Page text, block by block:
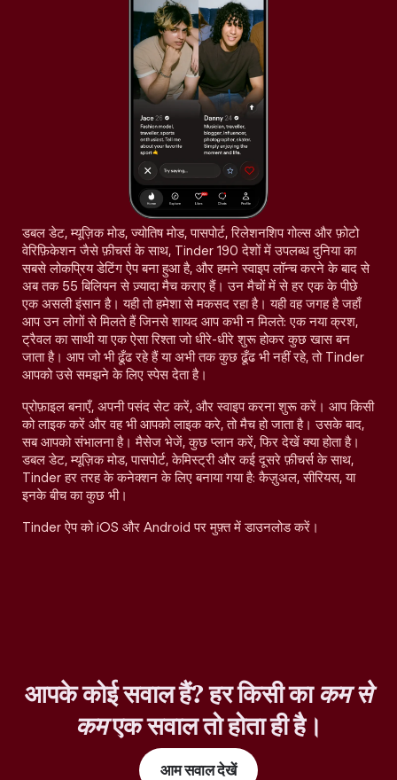
डबल डेट, म्यूज़िक मोड, ज्योतिष मोड, पासपोर्ट, रिलेशनशिप गोल्स और फ़ोटो
वेरिफ़िकेशन जैसे फ़ीचर्स के साथ, Tinder 190 देशों में उपलब्ध दुनिया का
सबसे लोकप्रिय डेटिंग ऐप बना हुआ है, और हमने स्वाइप लॉन्च करने के बाद से
अब तक 55 बिलियन से ज़्यादा मैच कराए हैं। उन मैचों में से हर एक के पीछे
एक असली इंसान है। यही तो हमेशा से मकसद रहा है। यही वह जगह है जहाँ
आप उन लोगों से मिलते हैं जिनसे शायद आप कभी न मिलते: एक नया क्रश,
ट्रैवल का साथी या एक ऐसा रिश्ता जो धीरे-धीरे शुरू होकर कुछ खास बन
जाता है। आप जो भी ढूँढ रहे हैं या अभी तक कुछ ढूँढ भी नहीं रहे, तो Tinder
आपको उसे समझने के लिए स्पेस देता है।
प्रोफ़ाइल बनाएँ, अपनी पसंद सेट करें, और स्वाइप करना शुरू करें। आप किसी
को लाइक करें और वह भी आपको लाइक करे, तो मैच हो जाता है। उसके बाद,
सब आपको संभालना है। मैसेज भेजें, कुछ प्लान करें, फिर देखें क्या होता है।
डबल डेट, म्यूज़िक मोड, पासपोर्ट, केमिस्ट्री और कई दूसरे फ़ीचर्स के साथ,
Tinder हर तरह के कनेक्शन के लिए बनाया गया है: कैज़ुअल, सीरियस, या
इनके बीच का कुछ भी।
Tinder ऐप को iOS और Android पर मुफ़्त में डाउनलोड करें।
आपके कोई सवाल हैं? हर किसी काकम से
कमएक सवाल तो होता ही है।
आम सवाल देखें